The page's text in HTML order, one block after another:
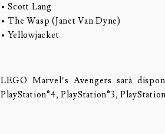
• Scott Lang
• The Wasp (Janet Van Dyne)
• Yellowjacket
LEGO Marvel’s Avengers sarà
PlayStation®4, PlayStation®3,